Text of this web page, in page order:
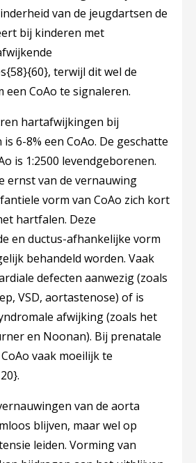
van de jeugdartsen de
bij kinderen met
{58}{60}, terwijl dit wel de
een CoAo te signaleren.
hartafwijkingen bij
6-8% een CoAo. De geschatte
is 1:2500 levendgeborenen.
ernst van de vernauwing
vorm van CoAo zich kort
hartfalen. Deze
en ductus-afhankelijke vorm
behandeld worden. Vaak
defecten aanwezig (zoals
VSD, aortastenose) of is
afwijking (zoals het
en Noonan). Bij prenatale
vaak moeilijk te
van de aorta
blijven, maar wel op
leiden. Vorming van